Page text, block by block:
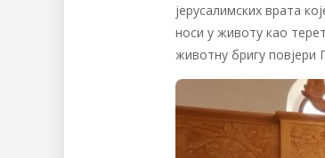
јерусалимских врата
носи у животу као
животну бригу повјери